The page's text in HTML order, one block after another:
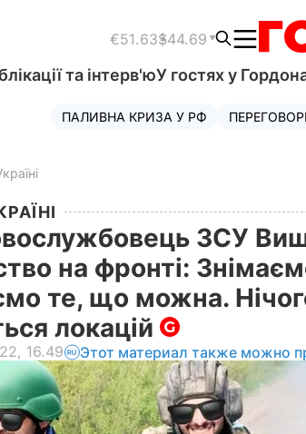
€51.63$44.69
та інтерв'юУ гостях у
ПАЛИВНА КРИЗА У РФ
ЗСУ
на фронті:
те, що можна.
локацій
16.49 Этот материал также можно